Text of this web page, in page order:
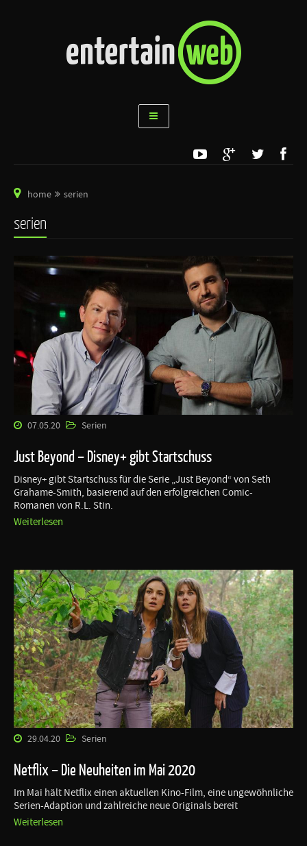
home serien
serien
07.05.20 Serien
Just Beyond – Disney+ gibt Startschuss
Disney+ gibt Startschuss für die Serie „Just Beyond“ von Seth
Grahame-Smith, basierend auf den erfolgreichen Comic-
Romanen von R.L. Stin.
Weiterlesen
29.04.20 Serien
Netflix – Die Neuheiten im Mai 2020
Im Mai hält Netflix einen aktuellen Kino-Film, eine ungewöhnliche
Serien-Adaption und zahlreiche neue Originals bereit
Weiterlesen